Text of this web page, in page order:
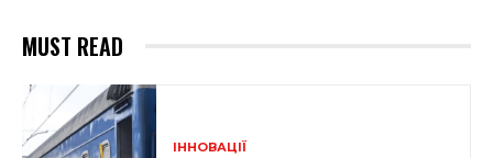
MUST READ
ІННОВАЦІЇ